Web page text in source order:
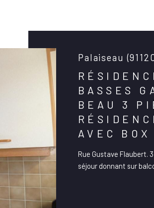
Palaiseau
BASSES
BEAU 3
AVEC BOX
Rue Gustave Flaubert.
séjour donnant sur